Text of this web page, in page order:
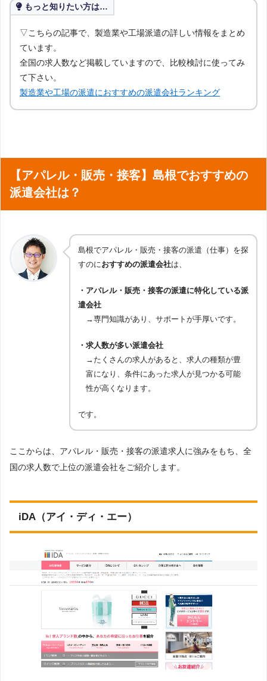
もっと知りたい方は…
▽こちらの記事で、製造業や工場派遣の詳しい情報をまとめ
ています。
全国の求人数など掲載していますので、比較検討に使ってみ
て下さい。
製造業や工場の派遣におすすめの派遣会社ランキング
【アパレル・販売・接客】島根でおすすめの
派遣会社は？
島根でアパレル・販売・接客の派遣（仕事）を探
すのにおすすめの派遣会社は、
・アパレル・販売・接客の派遣に特化している派
遣会社
→専門知識があり、サポートが手厚いです。
・求人数が多い派遣会社
→たくさんの求人があると、求人の種類が豊
富になり、条件にあった求人が見つかる可能
性が高くなります。
です。
ここからは、アパレル・販売・接客の派遣求人に強みをもち、全
国の求人数で上位の派遣会社をご紹介します。
iDA（アイ・ディ・エー）